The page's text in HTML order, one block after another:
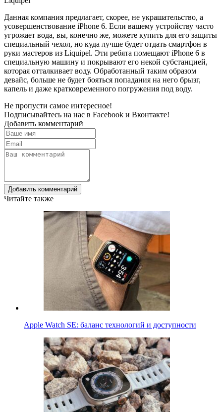
Данная компания предлагает, скорее, не украшательство, а
усовершенствование iPhone 6. Если вашему устройству часто
угрожает вода, вы, конечно же, можете купить для его защиты
специальный чехол, но куда лучше будет отдать смартфон в
руки мастеров из Liquipel. Эти ребята помещают iPhone 6 в
специальную машину и покрывают его некой субстанцией,
которая отталкивает воду. Обработанный таким образом
девайс, больше не будет бояться попадания на него брызг,
капель и даже кратковременного погружения под воду.
Не пропусти самое интересное!
Подписывайтесь на нас в Facebook и Вконтакте!
Добавить комментарий
Добавить комментарий
Читайте также
Apple Watch SE: баланс технологий и доступности